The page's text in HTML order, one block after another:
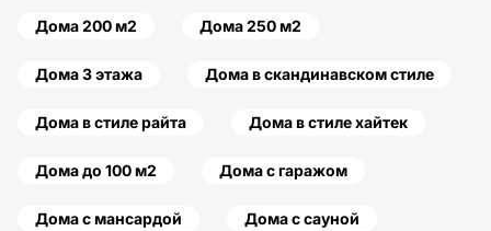
Дома 200 м2 Дома 250 м2
Дома 3 этажа Дома в скандинавском стиле
Дома в стиле райта Дома в стиле хайтек
Дома до 100 м2 Дома с гаражом
Дома с мансардой Дома с сауной